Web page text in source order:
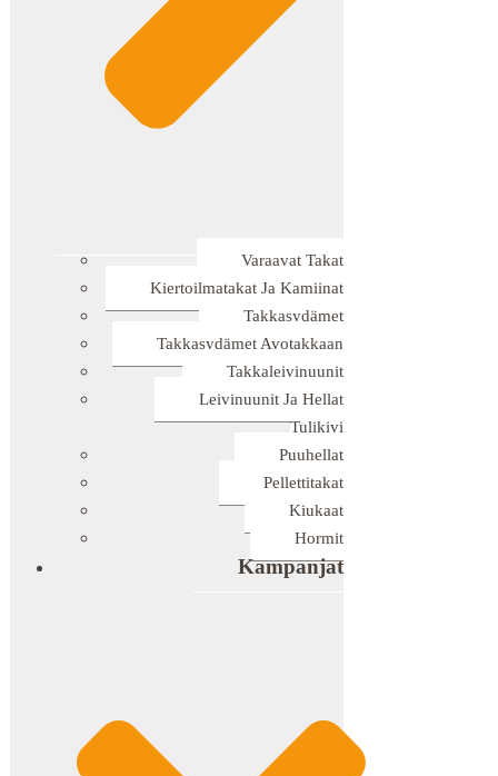
Varaavat Takat
Kiertoilmatakat Ja Kamiinat
Takkasydämet
Takkasydämet Avotakkaan
Takkaleivinuunit
Leivinuunit Ja Hellat
Tulikivi
Puuhellat
Pellettitakat
Kiukaat
Hormit
Kampanjat